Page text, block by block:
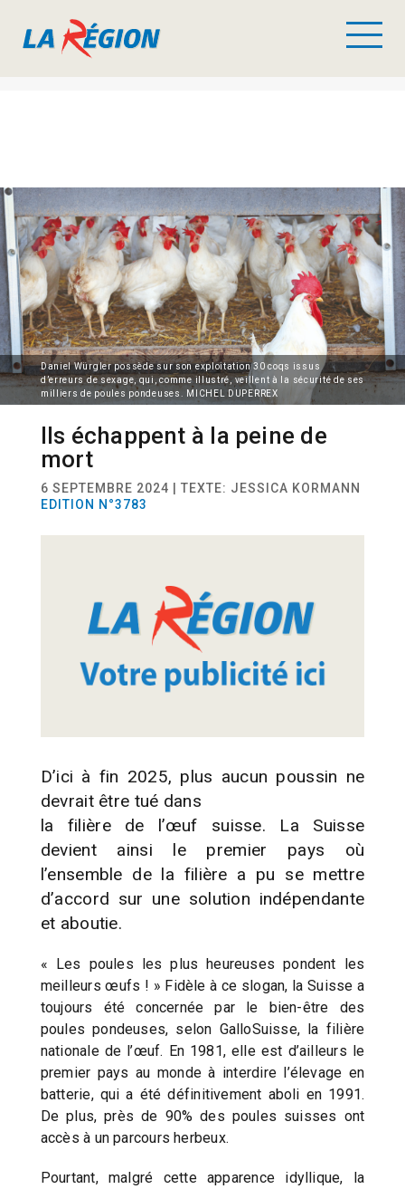
Daniel Würgler possède sur son exploitation 30 coqs issus
d’erreurs de sexage, qui, comme illustré, veillent à la sécurité de ses
milliers de poules pondeuses. MICHEL DUPERREX
Ils échappent à la peine de
mort
6 SEPTEMBRE 2024 | TEXTE: JESSICA KORMANN
EDITION N°3783
D’ici à fin 2025, plus aucun poussin ne
devrait être tué dans
la filière de l’œuf suisse. La Suisse
devient ainsi le premier pays où
l’ensemble de la filière a pu se mettre
d’accord sur une solution indépendante
et aboutie.
« Les poules les plus heureuses pondent les
meilleurs œufs ! » Fidèle à ce slogan, la Suisse a
toujours été concernée par le bien-être des
poules pondeuses, selon GalloSuisse, la filière
nationale de l’œuf. En 1981, elle est d’ailleurs le
premier pays au monde à interdire l’élevage en
batterie, qui a été définitivement aboli en 1991.
De plus, près de 90% des poules suisses ont
accès à un parcours herbeux.
Pourtant, malgré cette apparence idyllique, la